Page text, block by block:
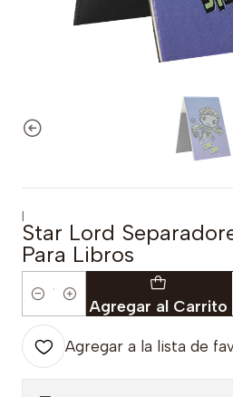
|
Star Lord
Para Libros
Cantidad Agregar al Carrito
Agregar a la lista de